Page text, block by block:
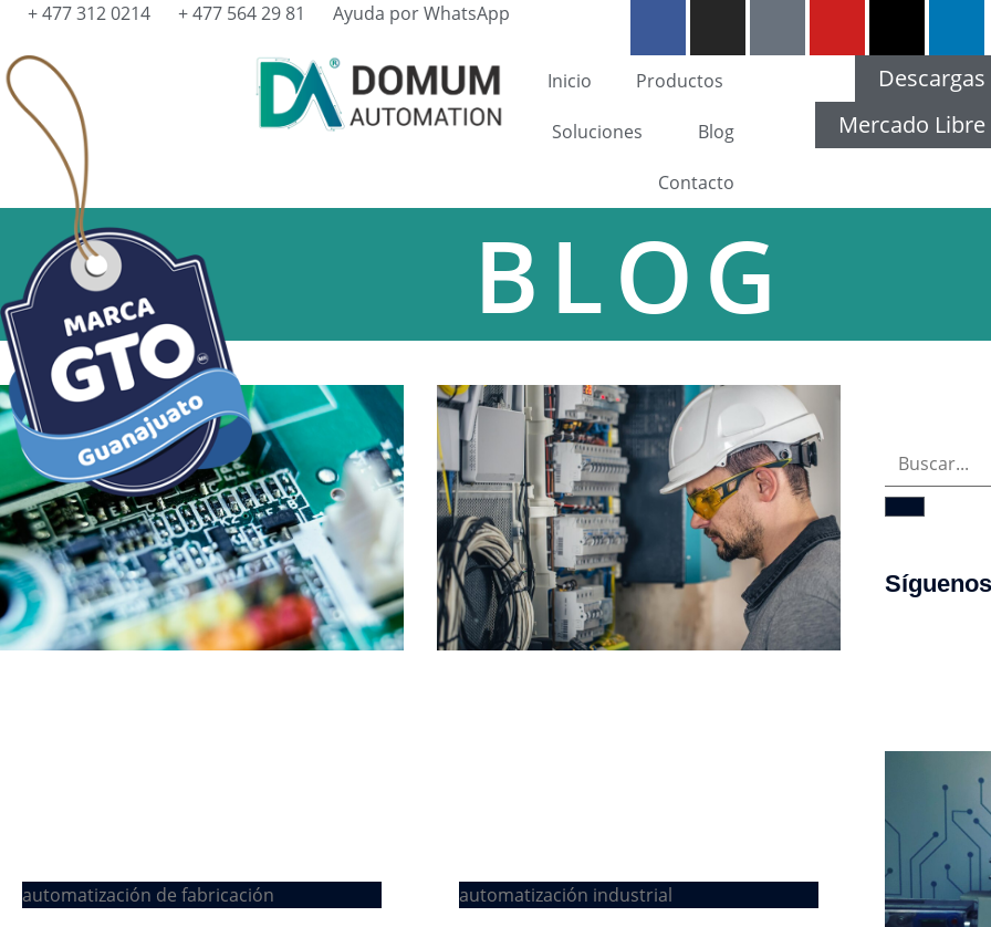
+ 477 312 0214 + 477 564 29 81 Ayuda por WhatsApp
Inicio Productos
Soluciones Blog
Contacto
Descargas
Mercado Libre
BLOG
automatización de fabricación automatización industrial
Síguenos